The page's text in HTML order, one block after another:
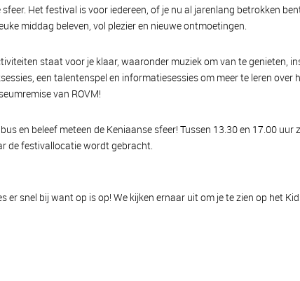
Het festival is voor iedereen, of je nu al jarenlang betrokken
middag beleven, vol plezier en nieuwe ontmoetingen.
staat voor je klaar, waaronder muziek om van te genieten,
een talentenspel en informatiesessies om meer te leren over
van ROVM!
en beleef meteen de Keniaanse sfeer! Tussen 13.30 en 17.00 uur
de festivallocatie wordt gebracht.
er snel bij want op is op! We kijken ernaar uit om je te zien op het